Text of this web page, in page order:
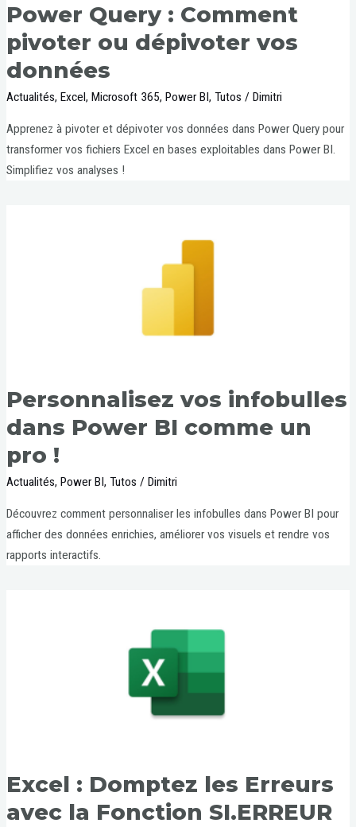
Power Query : Comment
pivoter ou dépivoter vos
données
Actualités,Excel,Microsoft 365,Power BI,Tutos /Dimitri
Apprenez à pivoter et dépivoter vos données dans Power Query pour
transformer vos fichiers Excel en bases exploitables dans Power BI.
Simplifiez vos analyses !
Personnalisez vos infobulles
dans Power BI comme un
pro !
Actualités, Power BI,Tutos / Dimitri
Découvrez comment personnaliser les infobulles dans Power BI pour
afficher des données enrichies, améliorer vos visuels et rendre vos
rapports interactifs.
Excel : Domptez les Erreurs
avec la Fonction SI.ERREUR